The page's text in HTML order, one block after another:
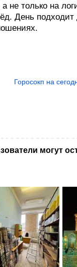
только на
День
Горосокп на
могут